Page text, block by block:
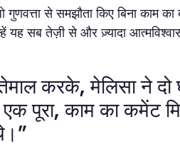
से समझौता किए बिना काम का
यह सब तेज़ी से और ज़्यादा
करके, मेलिसा ने
पूरा, काम का कमेंट